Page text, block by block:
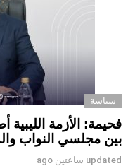
سياسة
فحيمة: الأزمة
بين مجلسي النواب
updated ساعتين ago